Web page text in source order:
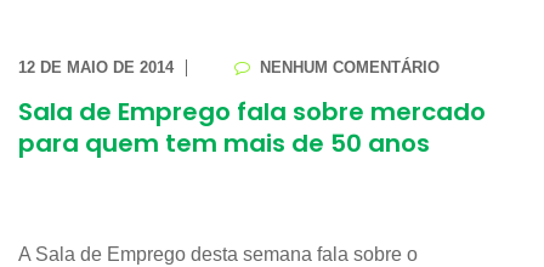
12 DE MAIO DE 2014 NENHUM COMENTÁRIO
Sala de Emprego fala sobre mercado
para quem tem mais de 50 anos
A Sala de Emprego desta semana fala sobre o